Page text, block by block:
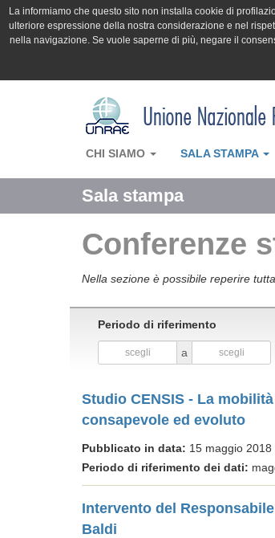
La informiamo che questo sito non installa cookie di
ulteriore espressione della nostra considerazione e nel
nella navigazione. Se vuole saperne di più, negare il
CHI SIAMO SALA STAMPA
Sala stampa
Conferenze
Nella sezione è possibile reperire
Periodo di riferimento
a
Studio CENSIS - La
consapevole ed evoluto
Pubblicato in data: 15 maggio 2018
Periodo di riferimento dei dati:
Intervento del
Baldi